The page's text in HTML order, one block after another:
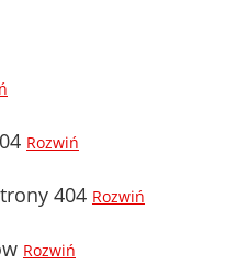
Rozwiń
404 Rozwiń
Rozwiń